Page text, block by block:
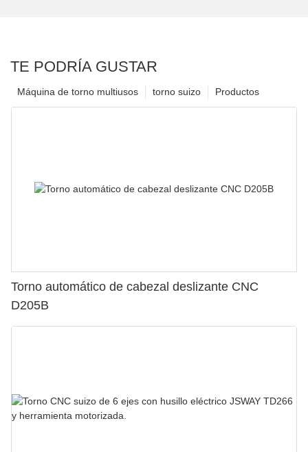
TE PODRÍA GUSTAR
Productos
torno suizo
Máquina de torno multiusos
Torno automático de cabezal deslizante CNC
D205B